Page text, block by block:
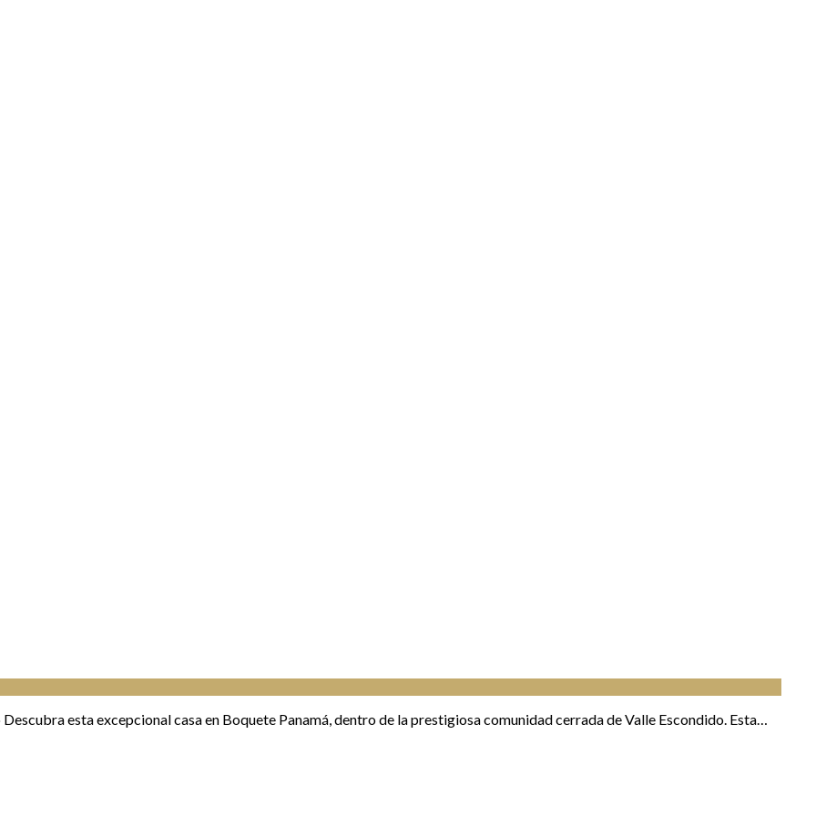
esta excepcional casa en Boquete Panamá, dentro de la prestigiosa comunidad cerrada de Valle Escondido. Esta…